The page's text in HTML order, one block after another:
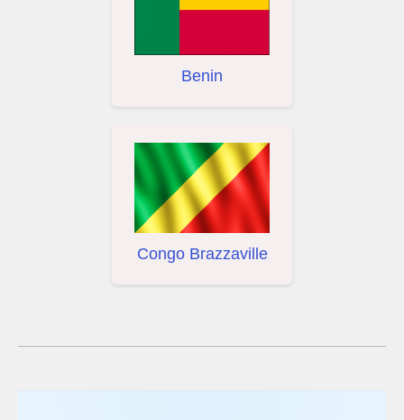
Benin
Congo Brazzaville